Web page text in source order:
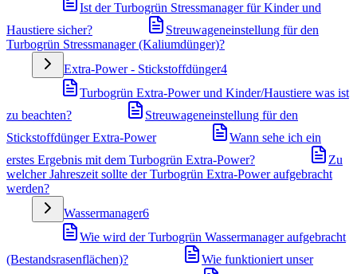
Ist der Turbogrün Stressmanager für Kinder und
Haustiere sicher?
Streuwageneinstellung für den
Turbogrün Stressmanager (Kaliumdünger)?
Extra-Power - Stickstoffdünger4
Turbogrün Extra-Power und Kinder/Haustiere was ist
zu beachten?
Streuwageneinstellung für den
Stickstoffdünger Extra-Power
Wann sehe ich ein
erstes Ergebnis mit dem Turbogrün Extra-Power?
Zu
welcher Jahreszeit sollte der Turbogrün Extra-Power aufgebracht
werden?
Wassermanager6
Wie wird der Turbogrün Wassermanager aufgebracht
(Bestandsrasenflächen)?
Wie funktioniert unser